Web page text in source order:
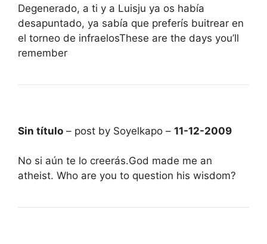
Degenerado, a ti y a Luisju ya os había
desapuntado, ya sabía que preferís buitrear en
el torneo de infraelosThese are the days you’ll
remember
Sin título – post by Soyelkapo – 11-12-2009
No si aún te lo creerás.God made me an
atheist. Who are you to question his wisdom?